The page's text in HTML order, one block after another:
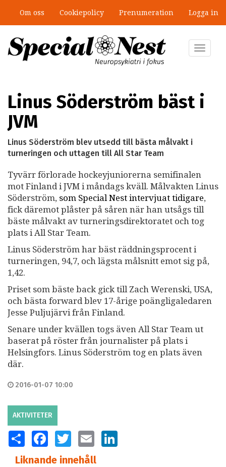
huvudinnehåll
Om oss Cookiepolicy Prenumeration Logga in
Toggle
Linus Söderström bäst i
JVM
Linus Söderström blev utsedd till bästa målvakt i
turneringen och uttagen till All Star Team
Tyvärr förlorade hockeyjuniorerna semifinalen
mot Finland i JVM i måndags kväll. Målvakten Linus
Söderström, som Special Nest intervjuat tidigare,
fick däremot plåster på såren när han utsågs till
bäste målvakt av turneringsdirektoratet och tog
plats i All Star Team.
Linus Söderström har bäst räddningsprocent i
turneringen, 94,7, och lägsta målsnitt emot sig på,
1,42.
Priset som bäste back gick till Zach Werenski, USA,
och bästa forward blev 17-årige poängligaledaren
Jesse Puljujärvi från Finland.
Senare under kvällen togs även All Star Team ut
baserat på röster från journalister på plats i
Helsingfors. Linus Söderström tog en plats även
där.
2016-01-07 10:00
AKTIVITETER
SHARE FACEBOOKTWITTER EMAIL
Liknande innehåll